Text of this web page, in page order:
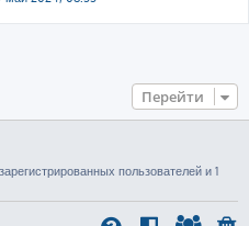
Перейти
пользователей и 1